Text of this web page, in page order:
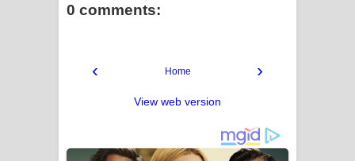
0 comments:
‹ ›
Home
View web version